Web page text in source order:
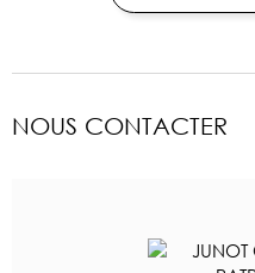
NOUS CONTACTER